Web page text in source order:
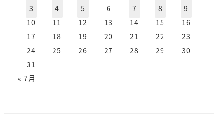
3
4 5 6 7 8
9
10
11 12 13 14 15
16
17
18 19 20 21 22
23
24
25 26 27 28 29
30
31
« 7月